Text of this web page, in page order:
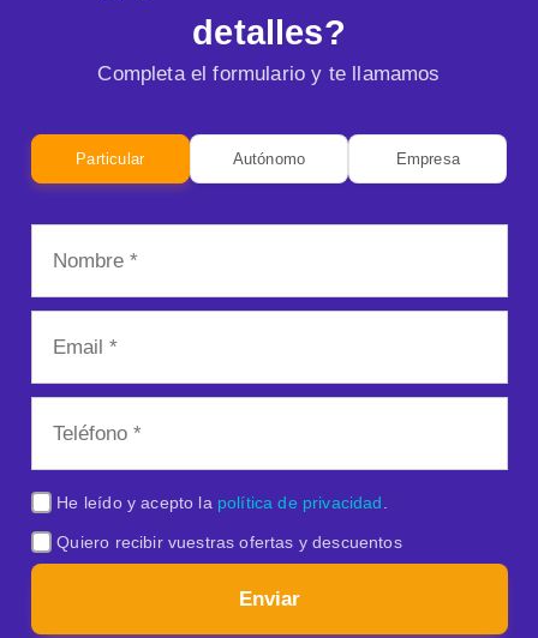
detalles?
Completa el formulario y te llamamos
Particular Autónomo Empresa
He leído y acepto la política de privacidad
Quiero recibir vuestras ofertas y descuentos
Enviar